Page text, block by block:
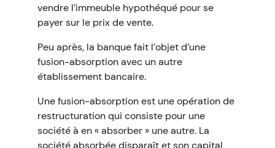
vendre l’immeuble hypothéqué pour se
payer sur le prix de vente.
Peu après, la banque fait l’objet d’une
fusion-absorption avec un autre
établissement bancaire.
Une fusion-absorption est une opération de
restructuration qui consiste pour une
société à en « absorber » une autre. La
société absorbée disparaît et son capital